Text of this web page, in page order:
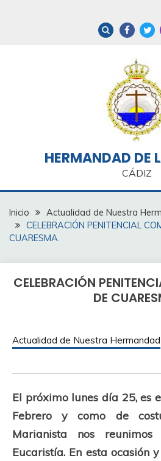
HERMANDAD DE
CÁDIZ
Inicio
Actualidad de Nuestra
CELEBRACIÓN PENITENCIAL
CUARESMA.
CELEBRACIÓN
DE
Actualidad de Nuestra Hermandad
El próximo lunes día 25, es
Febrero y como de
Marianista nos
Eucaristía. En esta ocasión